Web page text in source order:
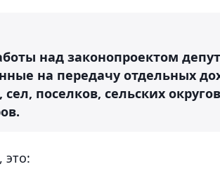
над законопроектом
на передачу отдельных
поселков, сельских
это: